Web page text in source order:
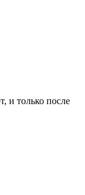
и только после